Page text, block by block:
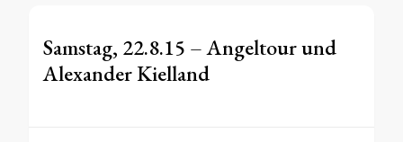
Samstag, 22.8.15 – Angeltour und
Alexander Kielland